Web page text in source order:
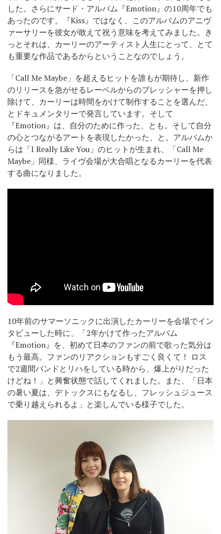
した。さらにサード・アルバム『Emotion』の10周年でも
あったのです。『Kiss』ではなく、このアルバムのアニヴ
ァーサリーを彼女が敢えて祝う意味を考えてみました。き
っとそれは、カーリーのアーティスト人生にとって、とて
も重要な作品であるからということなのでしょう。
「Call Me Maybe」 を超えるヒットを誰もが期待し、新作
のリリースを急がせるレーベルからのプレッシャーを押し
除けて、カーリーは時間をかけて制作することを選んだ、
とドキュメンタリーで発言しています。そして
『Emotion』は、自分のために作った、とも。そして自分
の心とつながるアートを表現したかった、と。アルバムか
らは「I Really Like You」のヒットが生まれ、
「Call Me
Maybe」同様、ライヴ会場が大合唱となるカーリーを代表
する曲になりました。
10年前のサマーソニックに出演したカーリーを会場でイン
タビューした時に、「2年かけて作ったアルバム
『Emotion』を、初めて日本のファンの前で歌った気分は
もう最高。ファンのリアクションもすごく良くて！ ロス
で2週間バンドとリハをしている時から、爆上がりだった
けどね！」と興奮状態で話してくれました。また、「日本
の暑い夏は、デトックスにもなるし、フレッシュジュース
で乗り越えられるよ」と楽しんでいる様子でした。